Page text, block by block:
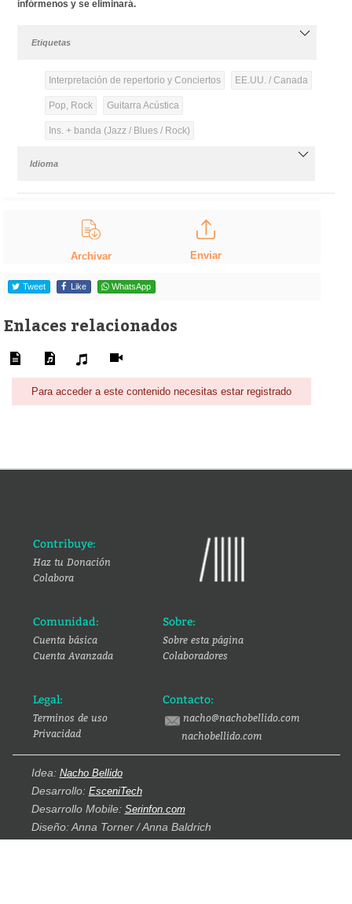
infórmenos y se eliminará.
Etiquetas
Interpretación de repertorio y Conciertos EE.UU. / Canada
Pop, Rock Guitarra Acústica
Ins. + banda (Jazz / Blues / Rock)
Idioma
Archivar Enviar
Tweet Like WhatsApp
Enlaces relacionados
Para acceder a este contenido necesitas estar registrado
Contribuye:
Haz tu Donación
Colabora
Comunidad:
Cuenta básica
Cuenta Avanzada
Sobre:
Sobre esta página
Colaboradores
Legal:
Terminos de uso
Privacidad
Contacto:
nacho@nachobellido.com
nachobellido.com
Idea: Nacho Bellido
Desarrollo: EsceniTech
Desarrollo Mobile: Serinfon.com
Diseño: Anna Torner / Anna Baldrich